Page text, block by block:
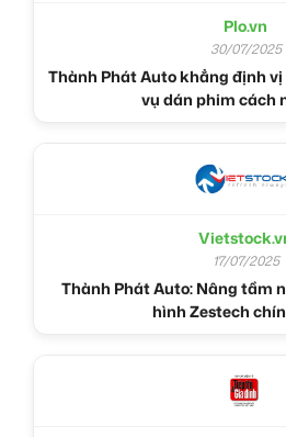
Plo.vn
30/07/2025
Thành Phát Auto khẳng định
vụ dán phim cách
17/07/2025
Thành Phát Auto: Nâng tầm
hình Zestech